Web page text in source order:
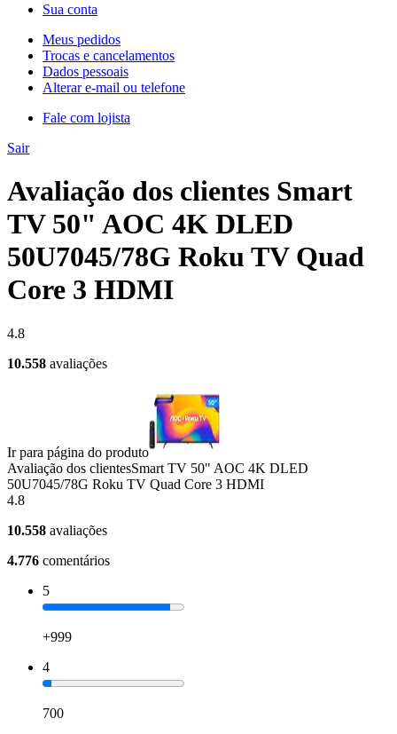
Sua conta
Meus pedidos
Trocas e cancelamentos
Dados pessoais
Alterar e-mail ou telefone
Fale com lojista
Sair
Avaliação dos clientes Smart
TV 50" AOC 4K DLED
50U7045/78G Roku TV Quad
Core 3 HDMI
4.8
10.558 avaliações
Ir para página do produto
Avaliação dos clientesSmart TV 50" AOC 4K DLED
50U7045/78G Roku TV Quad Core 3 HDMI
4.8
10.558 avaliações
4.776 comentários
5
+999
4
700